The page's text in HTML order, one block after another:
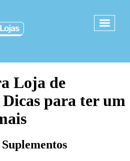
Loja de
para ter um